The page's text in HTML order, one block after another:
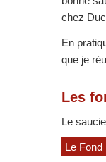
chez
En
que je
Les
Le
Le Fond